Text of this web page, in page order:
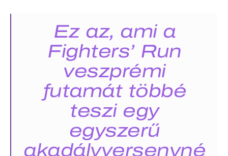
Ez az, ami a
Fighters’ Run
veszprémi
futamát többé
teszi egy
egyszerű
akadályversenyné